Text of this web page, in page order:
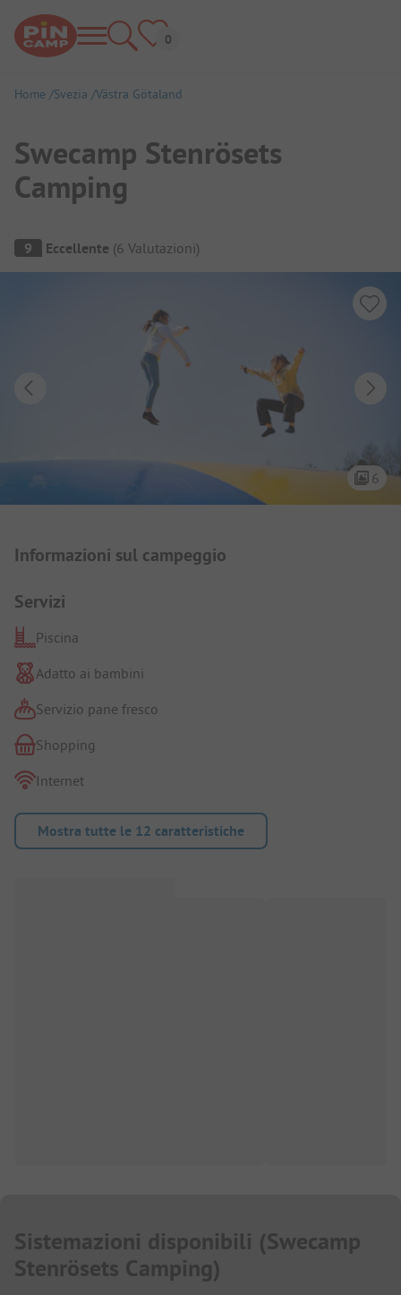
Home Svezia Västra Götaland
Swecamp Stenrösets
Camping
Panoramica del campeggio
9 Eccellente (6 Valutazioni)
6
Informazioni sul campeggio
Servizi
Piscina
Adatto ai bambini
Servizio pane fresco
Shopping
Internet
Mostra tutte le 12 caratteristiche
Sistemazioni disponibili (Swecamp
Stenrösets Camping)